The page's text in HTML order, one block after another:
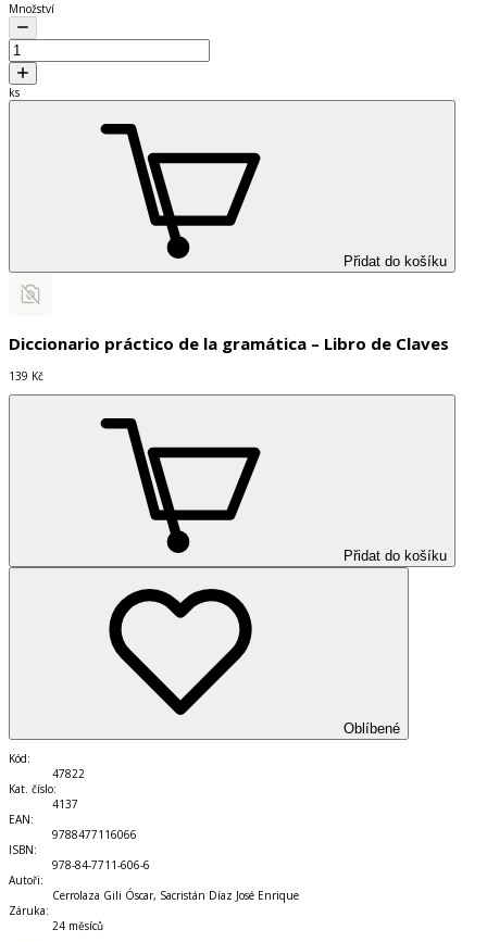
Množství
ks
Přidat do košíku
Diccionario práctico de la gramática – Libro de Claves
139 Kč
Přidat do košíku
Oblíbené
Kód:
47822
Kat. číslo:
4137
EAN:
9788477116066
ISBN:
978-84-7711-606-6
Autoři:
Cerrolaza Gili Óscar, Sacristán Díaz José Enrique
Záruka:
24 měsíců